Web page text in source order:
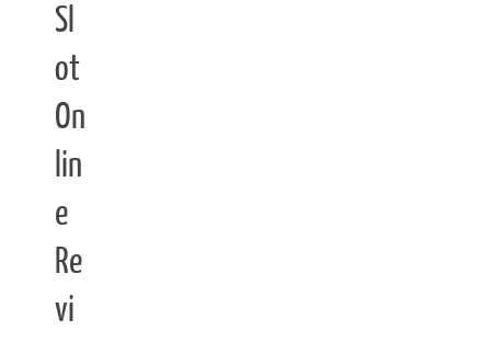
Sl
ot
On
lin
e
Re
vi